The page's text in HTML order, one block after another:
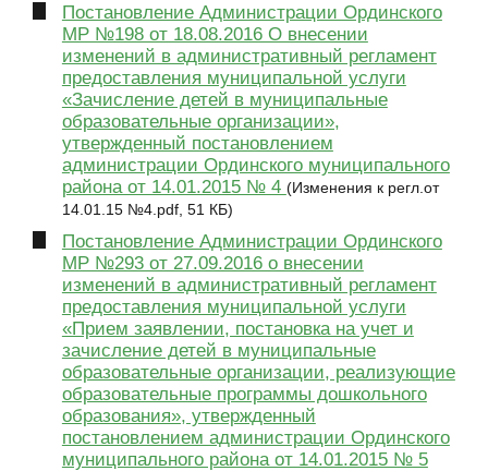
Постановление Администрации Ординского
МР №198 от 18.08.2016 О внесении
изменений в административный регламент
предоставления муниципальной услуги
«Зачисление детей в муниципальные
образовательные организации»,
утвержденный постановлением
администрации Ординского муниципального
района от 14.01.2015 № 4 (Изменения к регл.от
14.01.15 №4.pdf, 51 КБ)
Постановление Администрации Ординского
МР №293 от 27.09.2016 о внесении
изменений в административный регламент
предоставления муниципальной услуги
«Прием заявлении, постановка на учет и
зачисление детей в муниципальные
образовательные организации, реализующие
образовательные программы дошкольного
образования», утвержденный
постановлением администрации Ординского
муниципального района от 14.01.2015 № 5